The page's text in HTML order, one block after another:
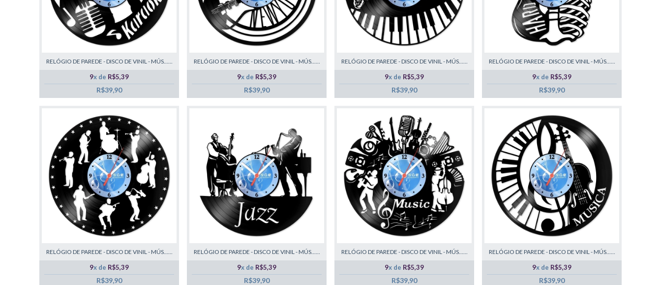
RELÓGIO DE PAREDE - DISCO DE VINIL - MÚS......
9x de R$5,39
R$39,90
RELÓGIO DE PAREDE - DISCO DE VINIL - MÚS......
9x de R$5,39
R$39,90
RELÓGIO DE PAREDE - DISCO DE VINIL - MÚS......
9x de R$5,39
R$39,90
RELÓGIO DE PAREDE - DISCO DE VINIL - MÚS......
9x de R$5,39
R$39,90
RELÓGIO DE PAREDE - DISCO DE VINIL - MÚS......
9x de R$5,39
R$39,90
RELÓGIO DE PAREDE - DISCO DE VINIL - MÚS......
9x de R$5,39
R$39,90
RELÓGIO DE PAREDE - DISCO DE VINIL - MÚS......
9x de R$5,39
R$39,90
RELÓGIO DE PAREDE - DISCO DE VINIL - MÚS......
9x de R$5,39
R$39,90